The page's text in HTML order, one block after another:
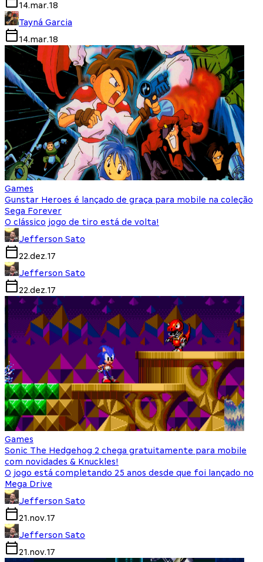
14.mar.18
Tayná Garcia
14.mar.18
Games
Gunstar Heroes é lançado de graça para mobile na coleção
Sega Forever
O clássico jogo de tiro está de volta!
Jefferson Sato
22.dez.17
Jefferson Sato
22.dez.17
Games
Sonic The Hedgehog 2 chega gratuitamente para mobile
com novidades & Knuckles!
O jogo está completando 25 anos desde que foi lançado no
Mega Drive
Jefferson Sato
21.nov.17
Jefferson Sato
21.nov.17